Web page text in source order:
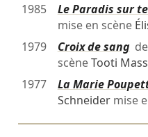
1985
Le Paradis sur
mise en scène
1979
Croix de sangde
scèneTooti
1977
La Marie
Schneidermise